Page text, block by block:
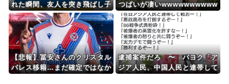
れた瞬間、友人を突き飛ばし子
供にプさせるスウェット親子
つぱいが凄いwwwwwwwwww
ww
【悲報】冨安さんのクリスタル
パレス移籍…まだ確定ではなか
逮捕案件だろ 〜 パヨク「ア
ジア人民、中国人民と連帯して